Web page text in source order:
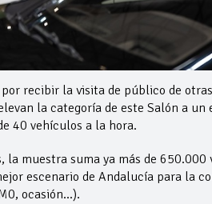
recibir la visita de público de
la categoría de este Salón a
40 vehículos a la hora.
la muestra suma ya más de
escenario de Andalucía para la
ocasión…).